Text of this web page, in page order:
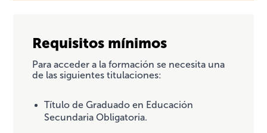
Requisitos mínimos
Para acceder a la formación se necesita una
de las siguientes titulaciones:
Título de Graduado en Educación
Secundaria Obligatoria.